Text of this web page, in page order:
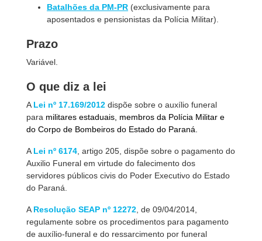
Batalhões da PM-PR (exclusivamente para
aposentados e pensionistas da Polícia Militar).
Prazo
Variável.
O que diz a lei
A Lei nº 17.169/2012 dispõe sobre o auxílio funeral
para militares estaduais, membros da Polícia Militar e
do Corpo de Bombeiros do Estado do Paraná.
A Lei nº 6174 , artigo 205, dispõe sobre o pagamento do
Auxilio Funeral em virtude do falecimento dos
servidores públicos civis do Poder Executivo do Estado
do Paraná.
A Resolução SEAP nº 12272 , de 09/04/2014,
regulamente sobre os procedimentos para pagamento
de auxílio-funeral e do ressarcimento por funeral